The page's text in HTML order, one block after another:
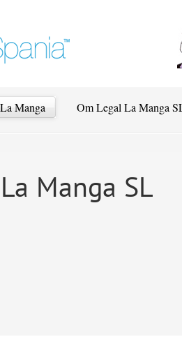
Manga Om Legal La Manga
Manga SL